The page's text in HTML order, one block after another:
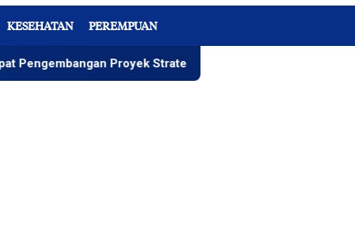
KESEHATAN PEREMPUAN
Proyek Strategis IGP Pomalaa